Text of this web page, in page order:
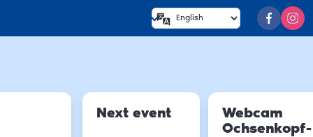
Next event
Webcam
Ochsenkopf-